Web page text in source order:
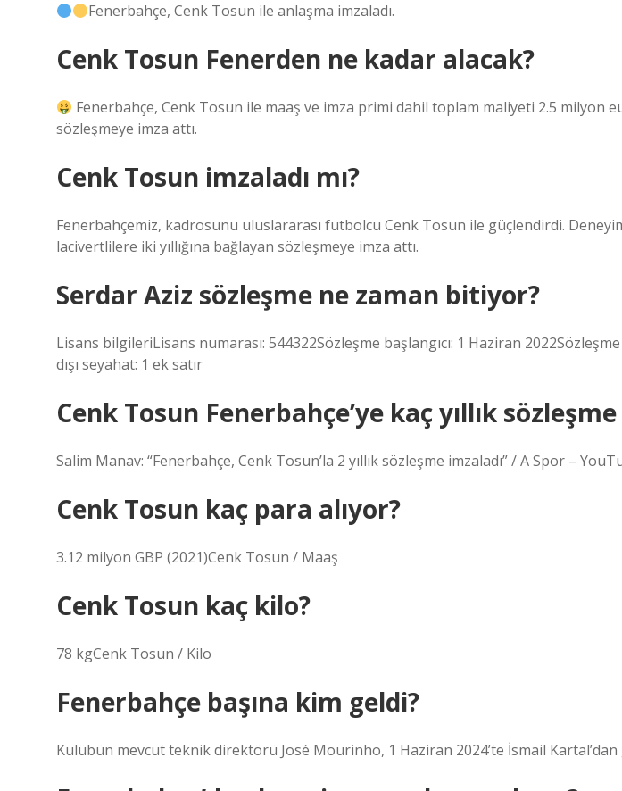
Fenerbahçe, Cenk Tosun ile anlaşma imzaladı.
Cenk Tosun Fenerden ne kadar alacak?
Fenerbahçe, Cenk Tosun ile maaş ve imza primi dahil toplam maliyeti 2.5 milyon
sözleşmeye imza attı.
Cenk Tosun imzaladı mı?
Fenerbahçemiz, kadrosunu uluslararası futbolcu Cenk Tosun ile güçlendirdi.
lacivertlilere iki yıllığına bağlayan sözleşmeye imza attı.
Serdar Aziz sözleşme ne zaman bitiyor?
Lisans bilgileriLisans numarası: 544322Sözleşme başlangıcı: 1 Haziran
dışı seyahat: 1 ek satır
Cenk Tosun Fenerbahçe’ye kaç yıllık
Salim Manav: “Fenerbahçe, Cenk Tosun’la 2 yıllık sözleşme imzaladı” / A Spor –
Cenk Tosun kaç para alıyor?
3.12 milyon GBP (2021)Cenk Tosun / Maaş
Cenk Tosun kaç kilo?
78 kgCenk Tosun / Kilo
Fenerbahçe başına kim geldi?
Kulübün mevcut teknik direktörü José Mourinho, 1 Haziran 2024’te İsmail Kartal’dan